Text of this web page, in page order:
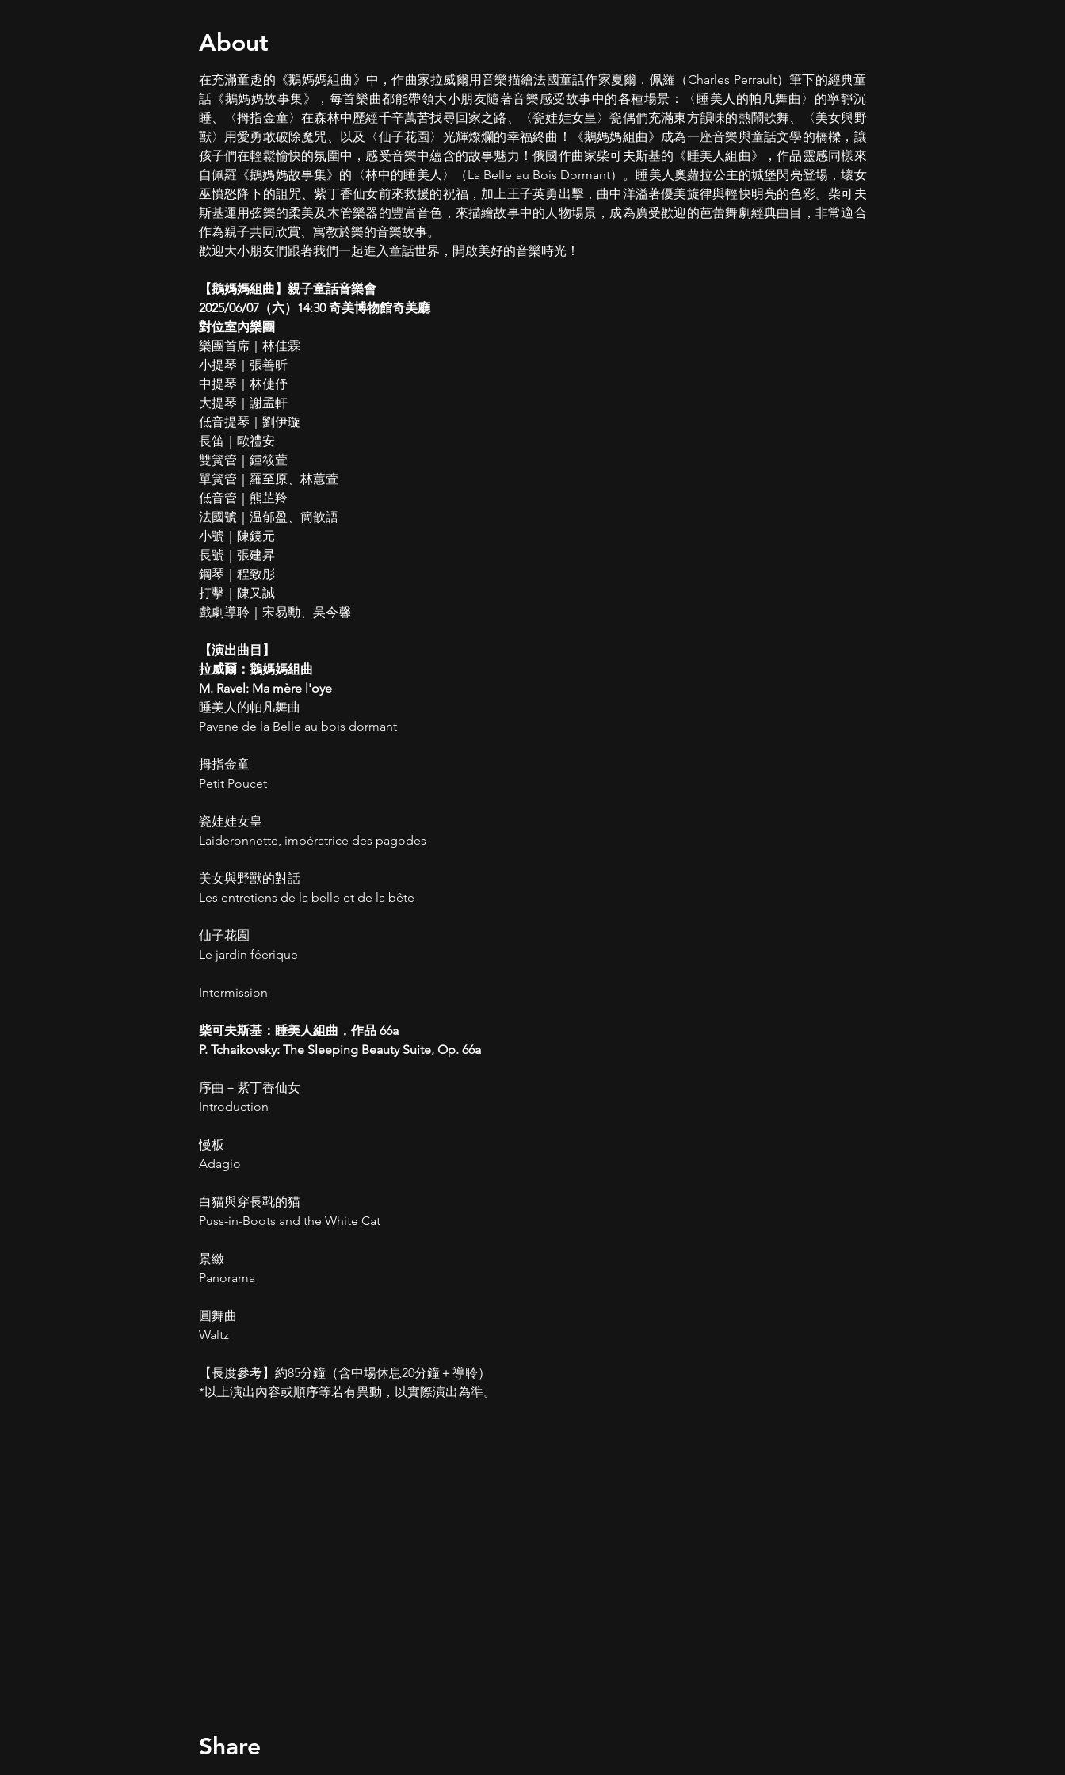
About
在充滿童趣的《鵝媽媽組曲》中，作曲家拉威爾用音樂描繪法國童話作家夏爾．佩羅（Charles Perrault）筆下的經典童
話《鵝媽媽故事集》，每首樂曲都能帶領大小朋友隨著音樂感受故事中的各種場景：〈睡美人的帕凡舞曲〉的寧靜沉
睡、〈拇指金童〉在森林中歷經千辛萬苦找尋回家之路、〈瓷娃娃女皇〉瓷偶們充滿東方韻味的熱鬧歌舞、〈美女與野
獸〉用愛勇敢破除魔咒、以及〈仙子花園〉光輝燦爛的幸福終曲！《鵝媽媽組曲》成為一座音樂與童話文學的橋樑，讓
孩子們在輕鬆愉快的氛圍中，感受音樂中蘊含的故事魅力！俄國作曲家柴可夫斯基的《睡美人組曲》，作品靈感同樣來
自佩羅《鵝媽媽故事集》的〈林中的睡美人〉（La Belle au Bois Dormant）。睡美人奧蘿拉公主的城堡閃亮登場，壞女
巫憤怒降下的詛咒、紫丁香仙女前來救援的祝福，加上王子英勇出擊，曲中洋溢著優美旋律與輕快明亮的色彩。柴可夫
斯基運用弦樂的柔美及木管樂器的豐富音色，來描繪故事中的人物場景，成為廣受歡迎的芭蕾舞劇經典曲目，非常適合
作為親子共同欣賞、寓教於樂的音樂故事。
歡迎大小朋友們跟著我們一起進入童話世界，開啟美好的音樂時光！
【鵝媽媽組曲】親子童話音樂會
2025/06/07（六）14:30 奇美博物館奇美廳
對位室內樂團
樂團首席｜林佳霖
小提琴｜張善昕
中提琴｜林倢伃
大提琴｜謝孟軒
低音提琴｜劉伊璇
長笛｜歐禮安
雙簧管｜鍾筱萱
單簧管｜羅至原、林蕙萱
低音管｜熊芷羚
法國號｜温郁盈、簡歆語
小號｜陳鏡元
長號｜張建昇
鋼琴｜程致彤
打擊｜陳又誠
戲劇導聆｜宋易勳、吳今馨
【演出曲目】
拉威爾：鵝媽媽組曲
M. Ravel: Ma mère l'oye
睡美人的帕凡舞曲
Pavane de la Belle au bois dormant
拇指金童
Petit Poucet
瓷娃娃女皇
Laideronnette, impératrice des pagodes
美女與野獸的對話
Les entretiens de la belle et de la bête
仙子花園
Le jardin féerique
Intermission
柴可夫斯基：睡美人組曲，作品 66a
P. Tchaikovsky: The Sleeping Beauty Suite, Op. 66a
序曲－紫丁香仙女
Introduction
慢板
Adagio
白猫與穿長靴的猫
Puss-in-Boots and the White Cat
景緻
Panorama
圓舞曲
Waltz
【長度參考】約85分鐘（含中場休息20分鐘＋導聆）
*以上演出內容或順序等若有異動，以實際演出為準。
Share